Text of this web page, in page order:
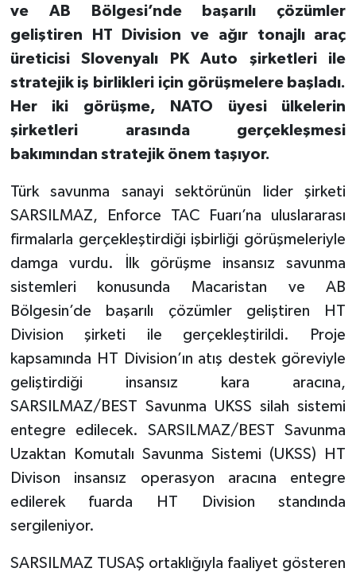
ve AB Bölgesi’nde başarılı çözümler
geliştiren HT Division ve ağır tonajlı araç
üreticisi Slovenyalı PK Auto şirketleri ile
stratejik iş birlikleri için görüşmelere başladı.
Her iki görüşme, NATO üyesi ülkelerin
şirketleri arasında gerçekleşmesi
bakımından stratejik önem taşıyor.
Türk savunma sanayi sektörünün lider şirketi
SARSILMAZ, Enforce TAC Fuarı’na uluslararası
firmalarla gerçekleştirdiği işbirliği görüşmeleriyle
damga vurdu. İlk görüşme insansız savunma
sistemleri konusunda Macaristan ve AB
Bölgesin’de başarılı çözümler geliştiren HT
Division şirketi ile gerçekleştirildi. Proje
kapsamında HT Division’ın atış destek göreviyle
geliştirdiği insansız kara aracına,
SARSILMAZ/BEST Savunma UKSS silah sistemi
entegre edilecek. SARSILMAZ/BEST Savunma
Uzaktan Komutalı Savunma Sistemi (UKSS) HT
Divison insansız operasyon aracına entegre
edilerek fuarda HT Division standında
sergileniyor.
SARSILMAZ TUSAŞ ortaklığıyla faaliyet gösteren